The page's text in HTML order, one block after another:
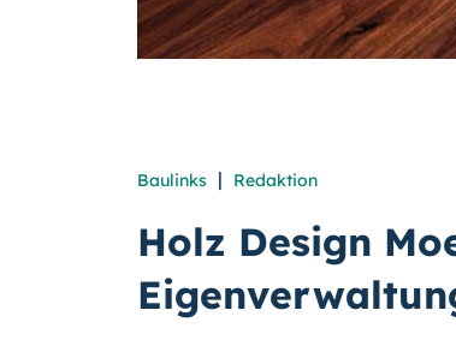
Baulinks | Redaktion
Holz Design